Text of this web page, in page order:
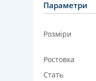
Параметри
Розміри
Ростовка
Стать